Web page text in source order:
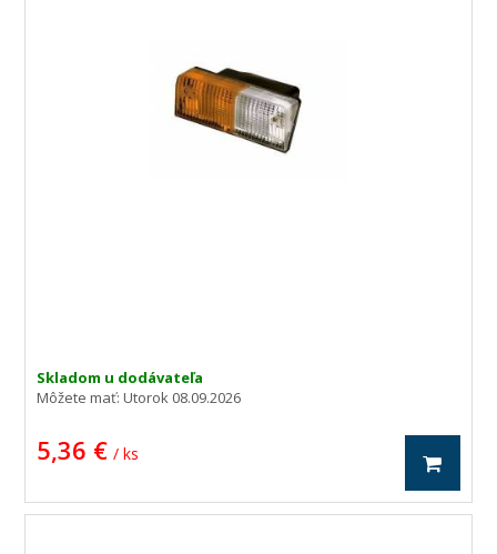
Skladom u dodávateľa
Môžete mať:Utorok 08.09.2026
5,36 € / ks